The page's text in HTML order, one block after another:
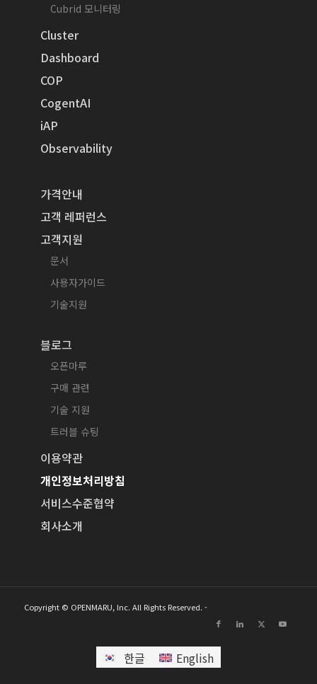
Cubrid 모니터링
Cluster
Dashboard
COP
CogentAI
iAP
Observability
가격안내
고객 레퍼런스
고객지원
문서
사용자가이드
기술지원
블로그
오픈마루
구매 관련
기술 지원
트러블 슈팅
이용약관
개인정보처리방침
서비스수준협약
회사소개
Copyright © OPENMARU, Inc. All Rights Reserved. -
한글 English